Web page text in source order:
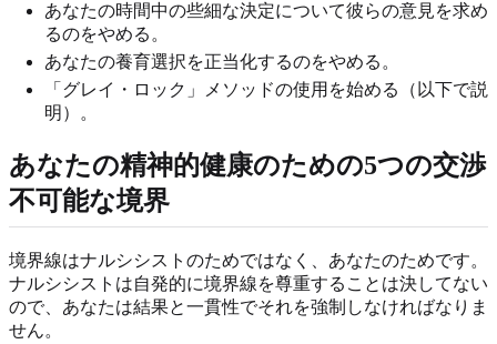
あなたの時間中の些細な決定について彼らの意見を求め
るのをやめる。
あなたの養育選択を正当化するのをやめる。
「グレイ・ロック」メソッドの使用を始める（以下で説
明）。
あなたの精神的健康のための5つの交渉
不可能な境界
境界線はナルシシストのためではなく、あなたのためです。
ナルシシストは自発的に境界線を尊重することは決してない
ので、あなたは結果と一貫性でそれを強制しなければなりま
せん。